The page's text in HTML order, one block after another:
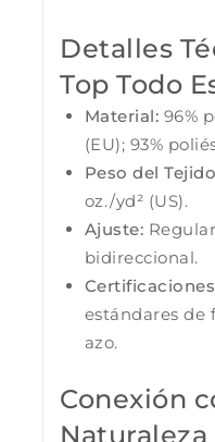
Detalles
Top Todo
Material: 96%
(EU); 93%
Peso del
oz./yd² (US).
Ajuste:
bidireccional.
estándares de
azo.
Conexión
Naturaleza